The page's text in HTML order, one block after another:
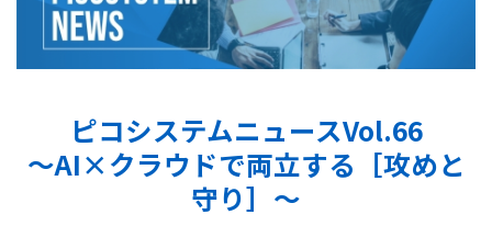
ピコシステムニュースVol.66
～AI×クラウドで両立する［攻めと
守り］～